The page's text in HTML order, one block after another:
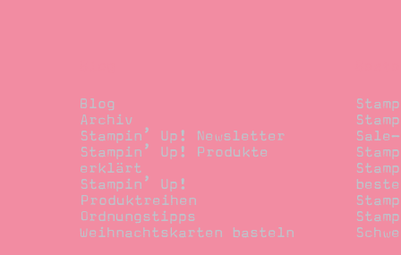
Blog
Archiv
Stampin’ Up! Newsletter
Stampin’ Up! Produkte
erklärt
Stampin’ Up!
Produktreihen
Ordnungstipps
Weihnachtskarten basteln